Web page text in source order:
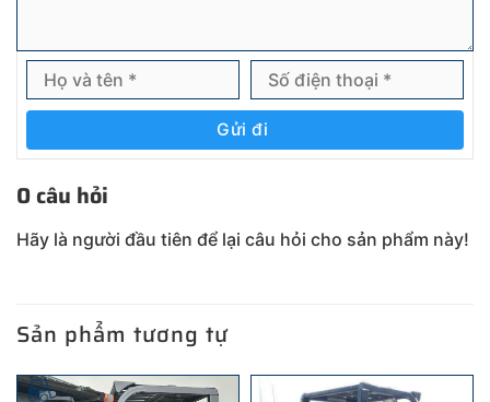
Gửi đi
0 câu hỏi
Hãy là người đầu tiên để lại câu hỏi cho sản phẩm này!
Sản phẩm tương tự